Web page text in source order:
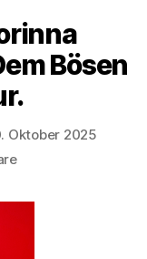
Bösen
Oktober 2025
zu
Corinna